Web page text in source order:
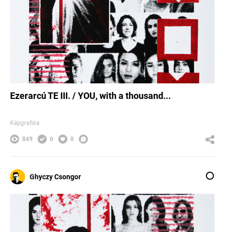
Ezerarcú TE III. / YOU, with a thousand...
Képgrafika
849 0 0
Ghyczy Csongor